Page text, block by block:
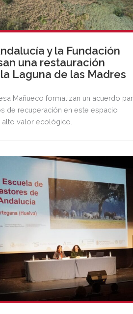
y la Fundación
una restauración
Laguna de las Madres
Mañueco formalizan un acuerdo
de recuperación en este espacio
alto valor ecológico.